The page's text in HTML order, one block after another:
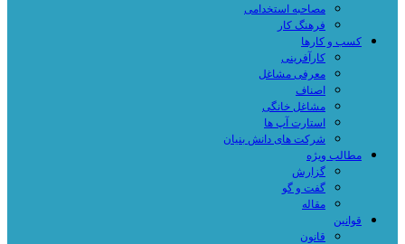
مصاحبه استخدامی
فرهنگ کار
کسب و کارها
کارآفرینی
معرفی مشاغل
اصناف
مشاغل خانگی
استارت آپ ها
شرکت های دانش بنیان
مطالب ویژه
گزارش
گفت و گو
مقاله
قوانین
قانون